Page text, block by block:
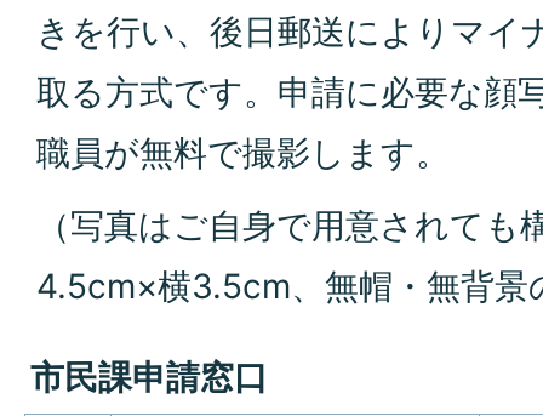
きを行い、後日郵送によりマイ
取る方式です。申請に必要な顔
職員が無料で撮影します。
（写真はご自身で用意されても
4.5cm×横3.5cm、無帽・無背景
市民課申請窓口